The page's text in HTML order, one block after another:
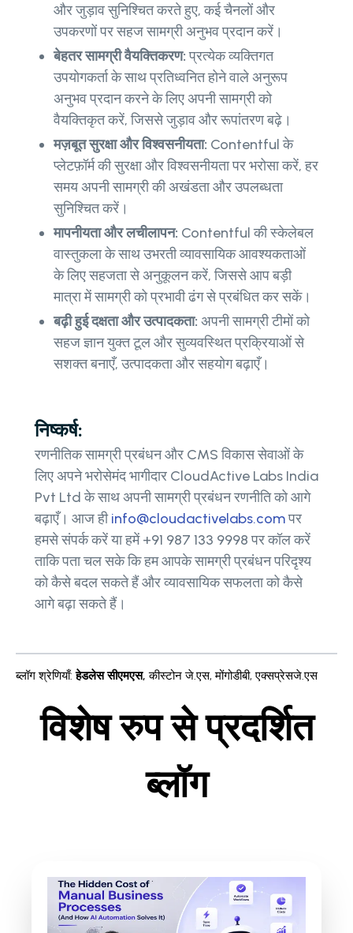
और जुड़ाव सुनिश्चित करते हुए, कई चैनलों और
उपकरणों पर सहज सामग्री अनुभव प्रदान करें।
बेहतर सामग्री वैयक्तिकरण:प्रत्येक व्यक्तिगत
उपयोगकर्ता के साथ प्रतिध्वनित होने वाले अनुरूप
अनुभव प्रदान करने के लिए अपनी सामग्री को
वैयक्तिकृत करें, जिससे जुड़ाव और रूपांतरण बढ़े।
मज़बूत सुरक्षा और विश्वसनीयता: Contentful के
प्लेटफ़ॉर्म की सुरक्षा और विश्वसनीयता पर भरोसा करें, हर
समय अपनी सामग्री की अखंडता और उपलब्धता
सुनिश्चित करें।
मापनीयता और लचीलापन: Contentful की स्केलेबल
वास्तुकला के साथ उभरती व्यावसायिक आवश्यकताओं
के लिए सहजता से अनुकूलन करें, जिससे आप बड़ी
मात्रा में सामग्री को प्रभावी ढंग से प्रबंधित कर सकें।
बढ़ी हुई दक्षता और उत्पादकता: अपनी सामग्री टीमों को
सहज ज्ञान युक्त टूल और सुव्यवस्थित प्रक्रियाओं से
सशक्त बनाएँ, उत्पादकता और सहयोग बढ़ाएँ।
निष्कर्ष:
रणनीतिक सामग्री प्रबंधन और CMS विकास सेवाओं के
लिए अपने भरोसेमंद भागीदार CloudActive Labs India
Pvt Ltd के साथ अपनी सामग्री प्रबंधन रणनीति को आगे
बढ़ाएँ। आज हीinfo@cloudactivelabs.comपर
हमसे संपर्क करें या हमें +91 987 133 9998 पर कॉल करें
ताकि पता चल सके कि हम आपके सामग्री प्रबंधन परिदृश्य
को कैसे बदल सकते हैं और व्यावसायिक सफलता को कैसे
आगे बढ़ा सकते हैं।
ब्लॉग श्रेणियाँ: हेडलेस सीएमएस, कीस्टोन जे.एस,मोंगोडीबी,एक्सप्रेसजे.एस
विशेष रुप से प्रदर्शित
ब्लॉग